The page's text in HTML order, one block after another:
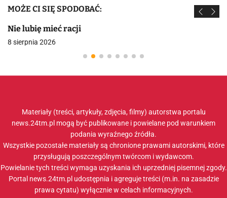
MOŻE CI SIĘ SPODOBAĆ:
Nie lubię mieć racji
8 sierpnia 2026
Materiały (treści, artykuły, zdjęcia, filmy) autorstwa portalu
news.24tm.pl mogą być publikowane i powielane pod warunkiem
podania wyraźnego źródła.
Wszystkie pozostałe materiały są chronione prawami autorskimi, które
przysługują poszczególnym twórcom i wydawcom.
Powielanie tych treści wymaga uzyskania ich uprzedniej pisemnej zgody.
Portal news.24tm.pl udostępnia i agreguje treści (m.in. na zasadzie
prawa cytatu) wyłącznie w celach informacyjnych.